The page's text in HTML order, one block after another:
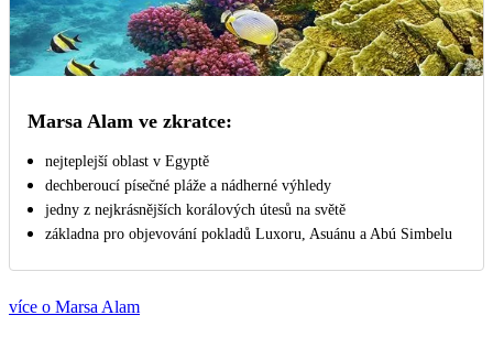
Marsa Alam ve zkratce:
nejteplejší oblast v Egyptě
dechberoucí písečné pláže a nádherné výhledy
jedny z nejkrásnějších korálových útesů na světě
základna pro objevování pokladů Luxoru, Asuánu a Abú Simbelu
více o Marsa Alam